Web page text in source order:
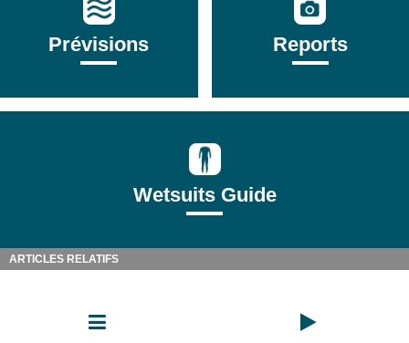
Prévisions Reports
Wetsuits Guide
ARTICLES RELATIFS